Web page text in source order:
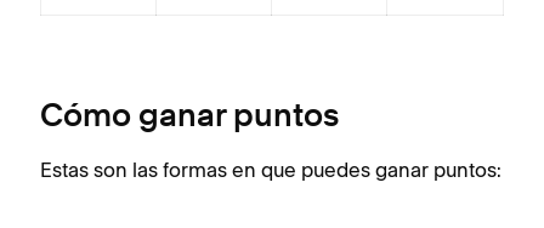
Cómo ganar puntos
Estas son las formas en que puedes ganar puntos: